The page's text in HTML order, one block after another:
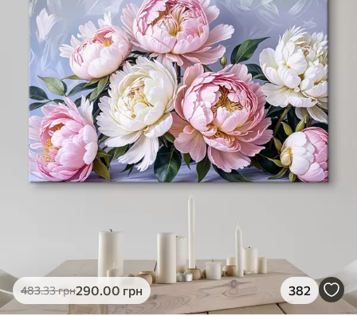
483.33грн290.00 грн 382